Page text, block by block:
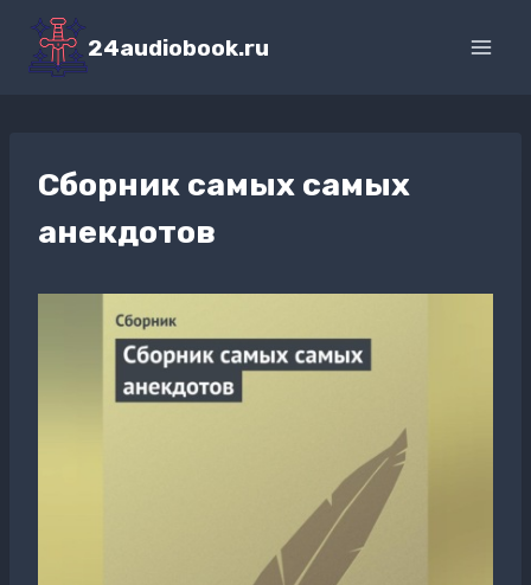
Перейти
содержимому
24audiobook.ru
Сборник самых самых
анекдотов